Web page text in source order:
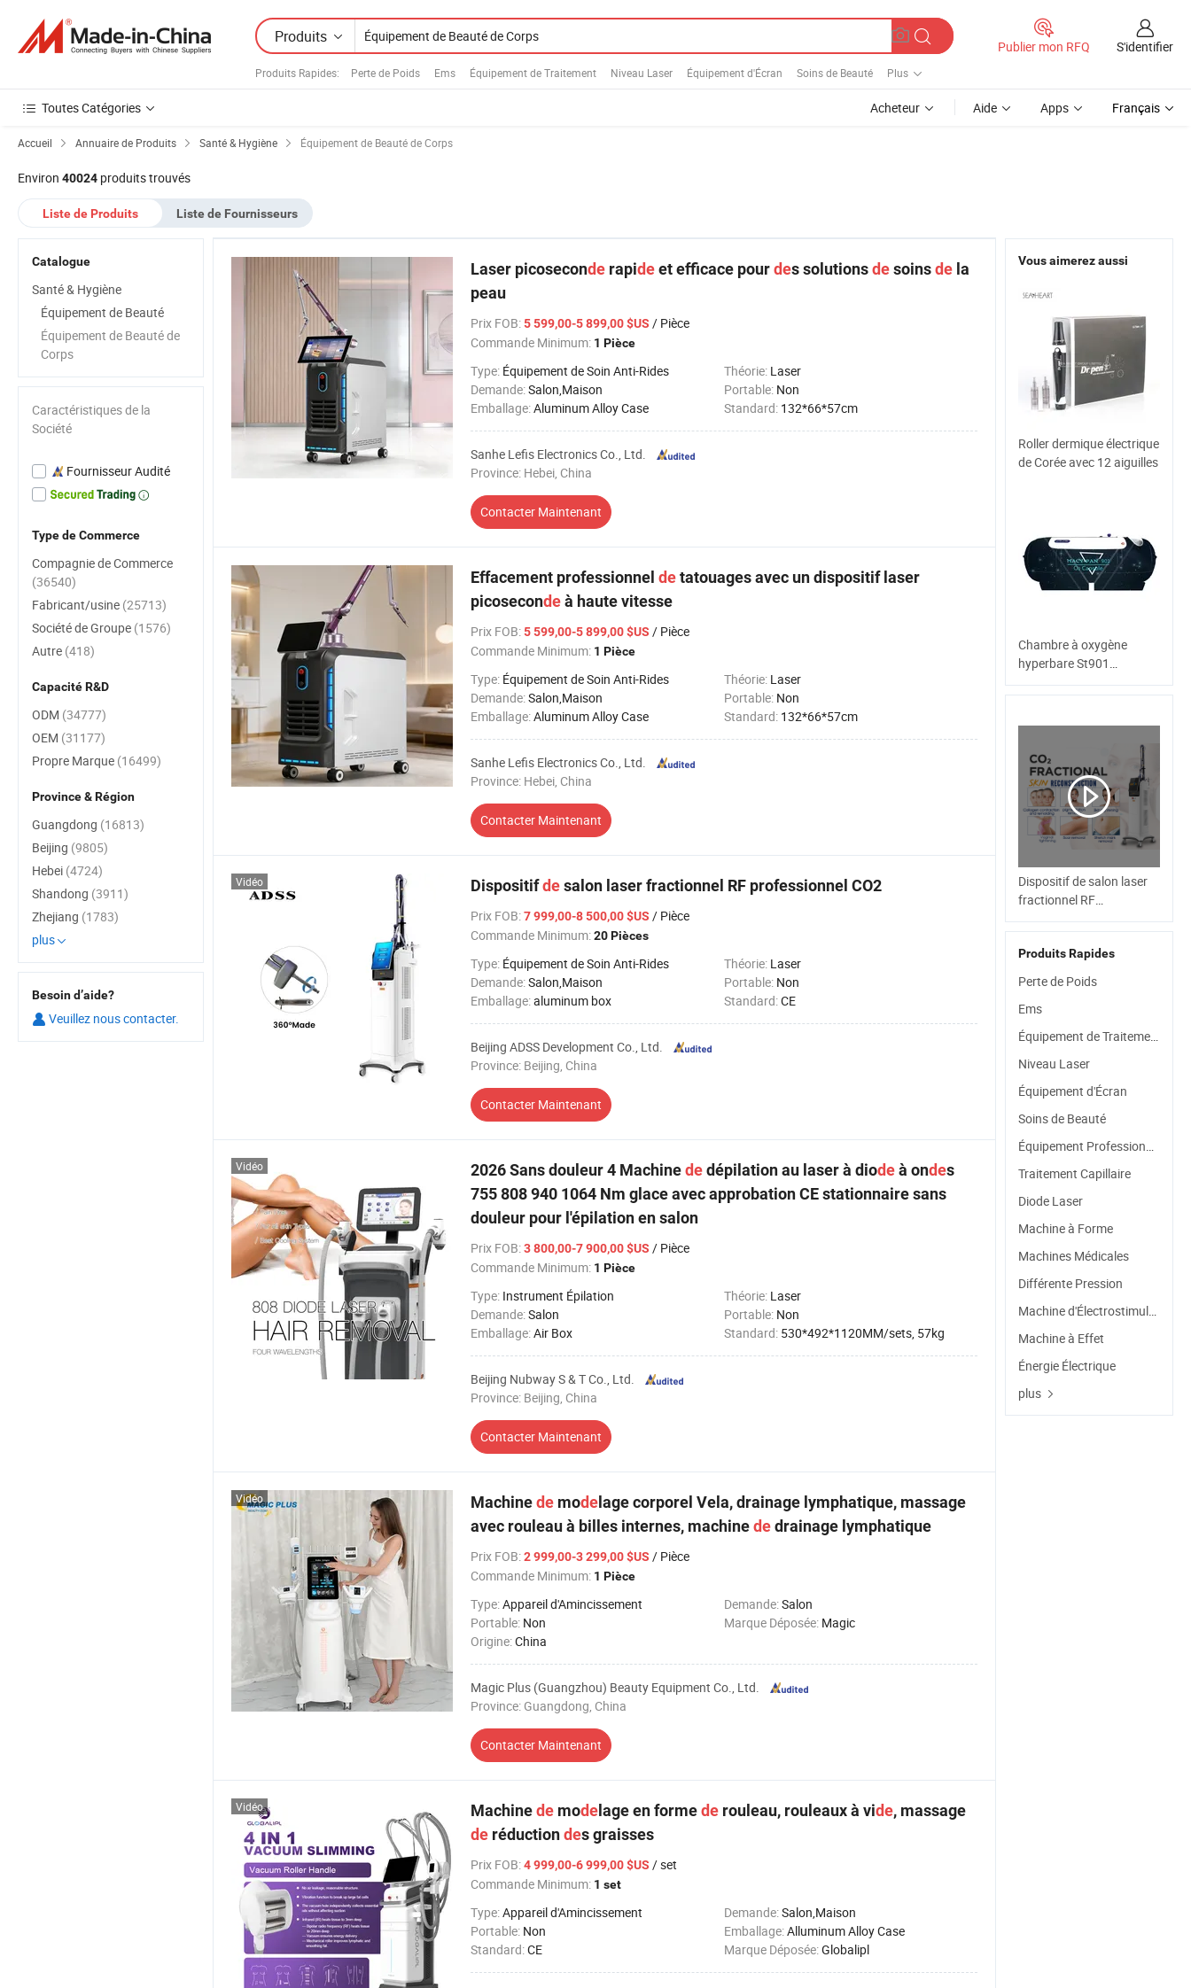
Produits
Produits Rapides: Perte de Poids Ems Équipement de Traitement Niveau Laser Équipement d'Écran Soins de Beauté Plus
Publier mon RFQ S'identifier
Toutes Catégories Acheteur Aide Apps Français
Accueil Annuaire de Produits Santé & Hygiène Équipement de Beauté de Corps
Environ 40024 produits trouvés
Liste de Produits Liste de Fournisseurs
Laser picoseconde rapideet efficace pourdes solutionsdesoinsde la
peau
Prix FOB:5 599,00-5 899,00 $US / Pièce
Commande Minimum: 1 Pièce
Type: Équipement de Soin Anti-Rides Théorie: Laser
Demande:Salon,Maison Portable: Non
Emballage:Aluminum Alloy Case Standard: 132*66*57cm
Sanhe Lefis Electronics Co., Ltd.
Province: Hebei, China
Contacter Maintenant
Effacement professionnel detatouages avec un dispositif laser
picosecondeà haute vitesse
Prix FOB:5 599,00-5 899,00 $US / Pièce
Commande Minimum: 1 Pièce
Type: Équipement de Soin Anti-Rides Théorie: Laser
Demande:Salon,Maison Portable: Non
Emballage:Aluminum Alloy Case Standard: 132*66*57cm
Sanhe Lefis Electronics Co., Ltd.
Province: Hebei, China
Contacter Maintenant
Dispositifdesalon laser fractionnel RF professionnel CO2
Prix FOB:7 999,00-8 500,00 $US / Pièce
Commande Minimum:20 Pièces
Type: Équipement de Soin Anti-Rides Théorie: Laser
Demande:Salon,Maison Portable: Non
Emballage:aluminum box Standard:CE
Beijing ADSS Development Co., Ltd.
Province: Beijing, China
Contacter Maintenant
Vidéo
2026 Sans douleur 4 Machinededépilation au laser à diodeà ondes
755 808 940 1064 Nm glace avec approbation CE stationnaire sans
douleur pour l'épilation en salon
Prix FOB:3 800,00-7 900,00 $US / Pièce
Commande Minimum: 1 Pièce
Type: Instrument Épilation Théorie: Laser
Demande:Salon Portable: Non
Emballage:Air Box Standard: 530*492*1120MM/sets, 57kg
Beijing Nubway S & T Co., Ltd.
Province: Beijing, China
Contacter Maintenant
Vidéo
Machinede mode lage corporel Vela, drainage lymphatique, massage
avec rouleau à billes internes, machinededrainage lymphatique
Prix FOB:2 999,00-3 299,00 $US / Pièce
Commande Minimum: 1 Pièce
Type:Appareil d'Amincissement Demande:Salon
Portable: Non Marque Déposée: Magic
Origine:China
Magic Plus (Guangzhou) Beauty Equipment Co., Ltd.
Province: Guangdong, China
Contacter Maintenant
Vidéo
Machinede mode lage en formede rouleau, rouleaux à vide, massage
de réductiondes graisses
Prix FOB:4 999,00-6 999,00 $US / set
Commande Minimum: 1 set
Type:Appareil d'Amincissement Demande:Salon,Maison
Portable: Non Emballage:Alluminum Alloy Case
Standard:CE Marque Déposée:Globalipl
Vidéo
Vous aimerez aussi
Roller dermique électrique
de Corée avec 12 aiguilles
Chambre à oxygène
hyperbare St901
Équipement de beauté de
la peau Raffermissement
Dispositif de salon laser
fractionnel RF
professionnel CO2
Produits Rapides
Perte de Poids
Ems
Équipement de Traitement
Niveau Laser
Équipement d'Écran
Soins de Beauté
Équipement Professionnel
Traitement Capillaire
Diode Laser
Machine à Forme
Machines Médicales
Différente Pression
Machine d'Électrostimulation
Machine à Effet
Énergie Électrique
plus
Catalogue
Santé & Hygiène
Équipement de Beauté
Équipement de Beauté de
Corps
Caractéristiques de la
Société
Fournisseur Audité
Type de Commerce
Compagnie de Commerce
(36540)
Fabricant/usine (25713)
Société de Groupe (1576)
Autre (418)
Capacité R&D
ODM (34777)
OEM (31177)
Propre Marque (16499)
Province & Région
Guangdong (16813)
Beijing (9805)
Hebei (4724)
Shandong (3911)
Zhejiang (1783)
plus
Besoin d’aide?
Veuillez nous contacter.